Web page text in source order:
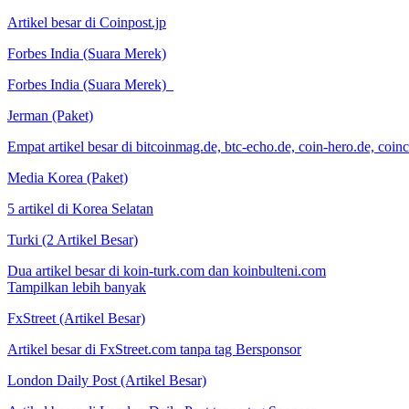
Artikel besar di Coinpost.jp
Forbes India (Suara Merek)
Forbes India (Suara Merek)
Jerman (Paket)
Empat artikel besar di bitcoinmag.de, btc-echo.de, coin-hero.de,
Media Korea (Paket)
5 artikel di Korea Selatan
Turki (2 Artikel Besar)
Dua artikel besar di koin-turk.com dan koinbulteni.com
Tampilkan lebih banyak
FxStreet (Artikel Besar)
Artikel besar di FxStreet.com tanpa tag Bersponsor
London Daily Post (Artikel Besar)